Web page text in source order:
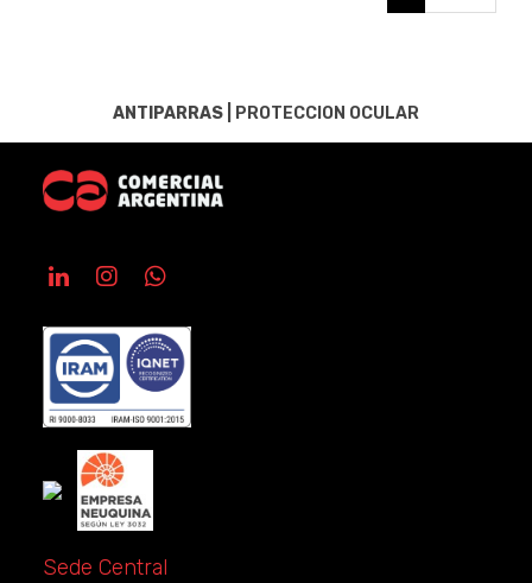
ANTIPARRAS PROTECCION OCULAR
Sede Central